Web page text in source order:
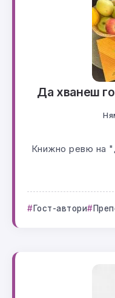
Да хванеш
Книжно ревю на
Гост-автори